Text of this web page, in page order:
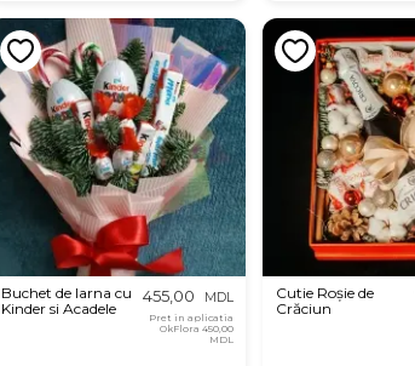
Buchet de Iarna cu
Kinder si Acadele
455,00 MDL
Pret in aplicatia
OkFlora 450,00
MDL
Cutie Roșie de
Crăciun